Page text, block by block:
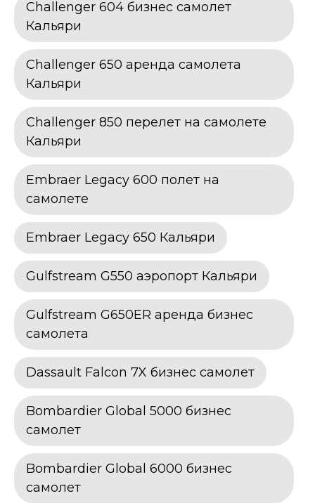
Challenger 604 бизнес самолет
Кальяри
Challenger 650 аренда самолета
Кальяри
Challenger 850 перелет на самолете
Кальяри
Embraer Legacy 600 полет на
самолете
Embraer Legacy 650 Кальяри
Gulfstream G550 аэропорт Кальяри
Gulfstream G650ER аренда бизнес
самолета
Dassault Falcon 7X бизнес самолет
Bombardier Global 5000 бизнес
самолет
Bombardier Global 6000 бизнес
самолет